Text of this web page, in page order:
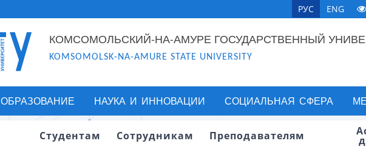
РУС ENG
КОМСОМОЛЬСКИЙ-НА-АМУРЕ ГОСУДАРСТВЕННЫЙ
KOMSOMOLSK-NA-AMURE STATE UNIVERSITY
ОБРАЗОВАНИЕ НАУКА И ИННОВАЦИИ СОЦИАЛЬНАЯ СФЕРА
Студентам Сотрудникам Преподавателям